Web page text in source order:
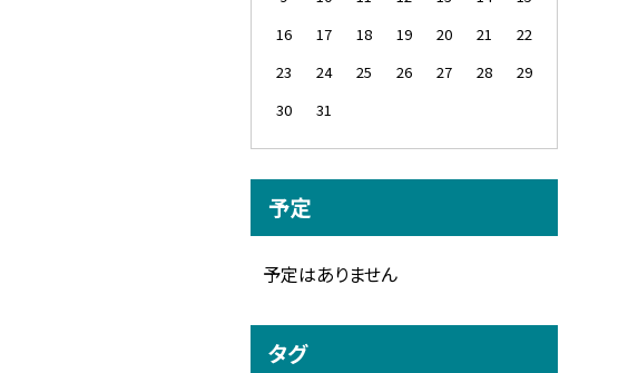
16
17 18 19 20 21
22
23
24 25 26 27 28
29
30
31
予定
予定はありません
タグ